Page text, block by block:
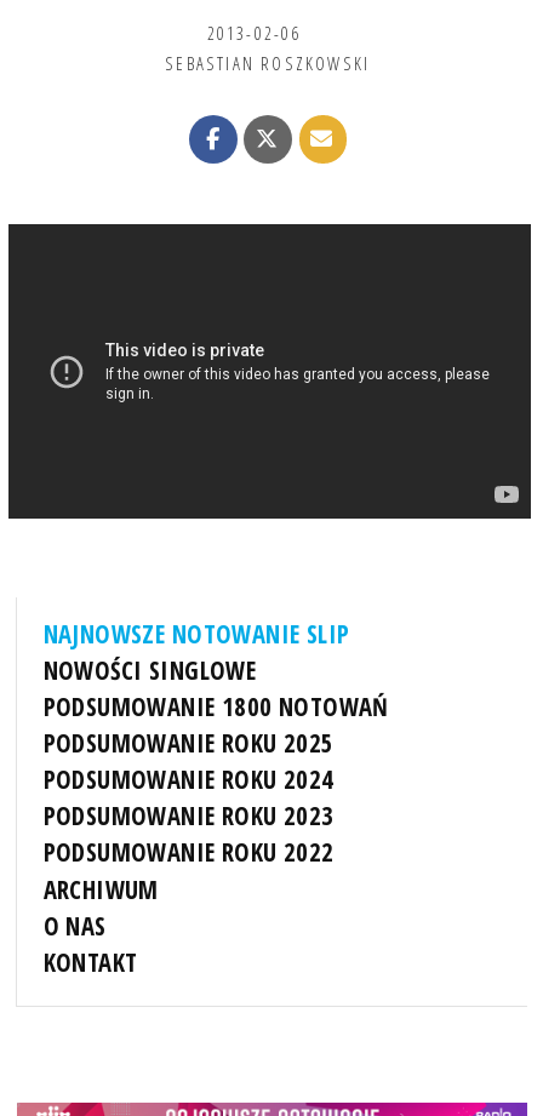
2013-02-06
SEBASTIAN ROSZKOWSKI
NAJNOWSZE NOTOWANIE SLIP
NOWOŚCI SINGLOWE
PODSUMOWANIE 1800 NOTOWAŃ
PODSUMOWANIE ROKU 2025
PODSUMOWANIE ROKU 2024
PODSUMOWANIE ROKU 2023
PODSUMOWANIE ROKU 2022
ARCHIWUM
O NAS
KONTAKT